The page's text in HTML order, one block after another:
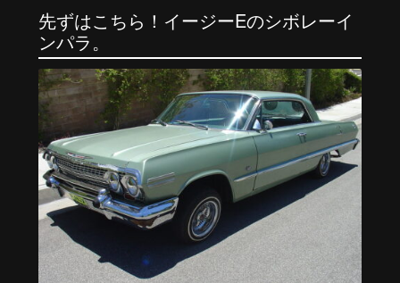
先ずはこちら！ イージーEのシボレーイ
ンパラ。